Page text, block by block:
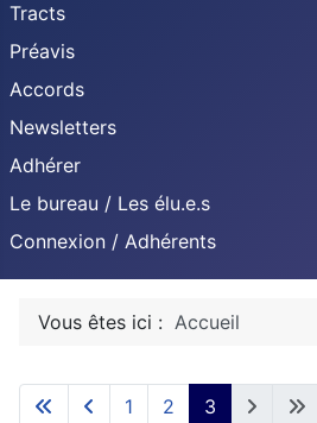
Tracts
Préavis
Accords
Newsletters
Adhérer
Le bureau / Les élu.e.s
Connexion / Adhérents
Vous êtes ici : Accueil
1 2 3